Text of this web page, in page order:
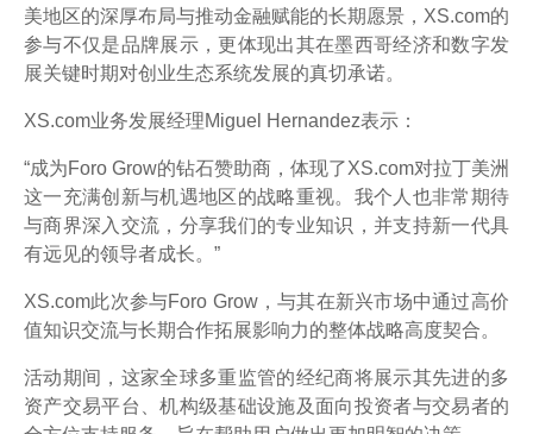
美地区的深厚布局与推动金融赋能的长期愿景，XS.com的
参与不仅是品牌展示，更体现出其在墨西哥经济和数字发
展关键时期对创业生态系统发展的真切承诺。
XS.com业务发展经理Miguel Hernandez表示：
“成为Foro Grow的钻石赞助商，体现了XS.com对拉丁美洲
这一充满创新与机遇地区的战略重视。我个人也非常期待
与商界深入交流，分享我们的专业知识，并支持新一代具
有远见的领导者成长。”
XS.com此次参与Foro Grow，与其在新兴市场中通过高价
值知识交流与长期合作拓展影响力的整体战略高度契合。
活动期间，这家全球多重监管的经纪商将展示其先进的多
资产交易平台、机构级基础设施及面向投资者与交易者的